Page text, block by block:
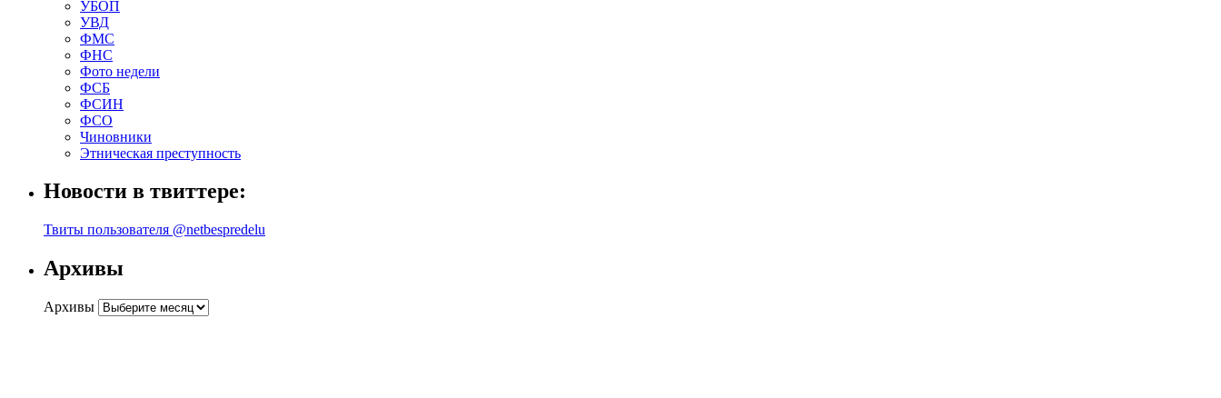
УБОП
УВД
ФМС
ФНС
Фото недели
ФСБ
ФСИН
ФСО
Чиновники
Этническая преступность
Новости в твиттере:
Твиты пользователя @netbespredelu
Архивы
Архивы